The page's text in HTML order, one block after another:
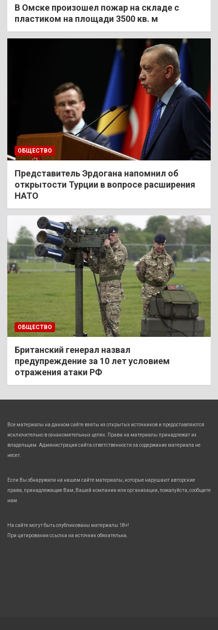
В Омске произошел пожар на складе с
пластиком на площади 3500 кв. м
ОБЩЕСТВО
Представитель Эрдогана напомнил об
открытости Турции в вопросе расширения
НАТО
ОБЩЕСТВО
Британский генерал назвал
предупреждение за 10 лет условием
отражения атаки РФ
Все материалы на данном сайте взяты из открытых источников и предоставляются
исключительно в ознакомительных целях. Права на материалы принадлежат их
владельцам. Администрация сайта ответственности за содержание материала не
несет.
Если Вы обнаружили на нашем сайте материалы, которые нарушают авторские
права, принадлежащие Вам, Вашей компании или организации, пожалуйста, сообщите
нам.
На сайте могут быть опубликованы материалы 18+!
При цитировании ссылка на источник обязательна.